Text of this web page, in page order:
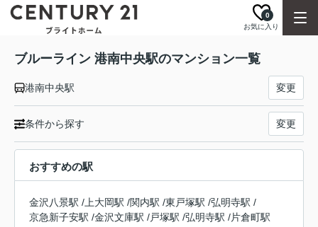
お気に入り
0
ブルーライン 港南中央駅のマンション一覧
港南中央駅 変更
条件から探す 変更
おすすめの駅
金沢八景駅 / 上大岡駅 /関内駅 /東戸塚駅 /弘明寺駅 /
京急新子安駅 /金沢文庫駅 /戸塚駅 /弘明寺駅 /片倉町駅